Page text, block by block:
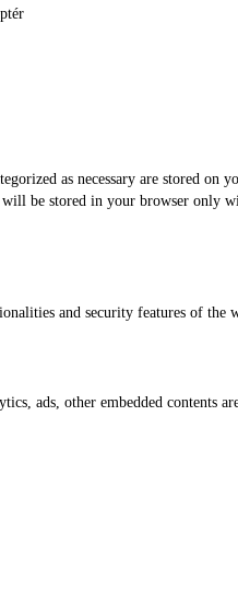
as necessary are stored on
be stored in your browser only
and security features of the
ads, other embedded contents